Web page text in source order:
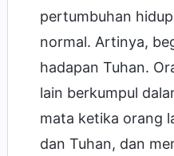
pertumbuhan
normal. Artinya,
hadapan Tuhan.
lain berkumpul
mata ketika orang
dan Tuhan, dan